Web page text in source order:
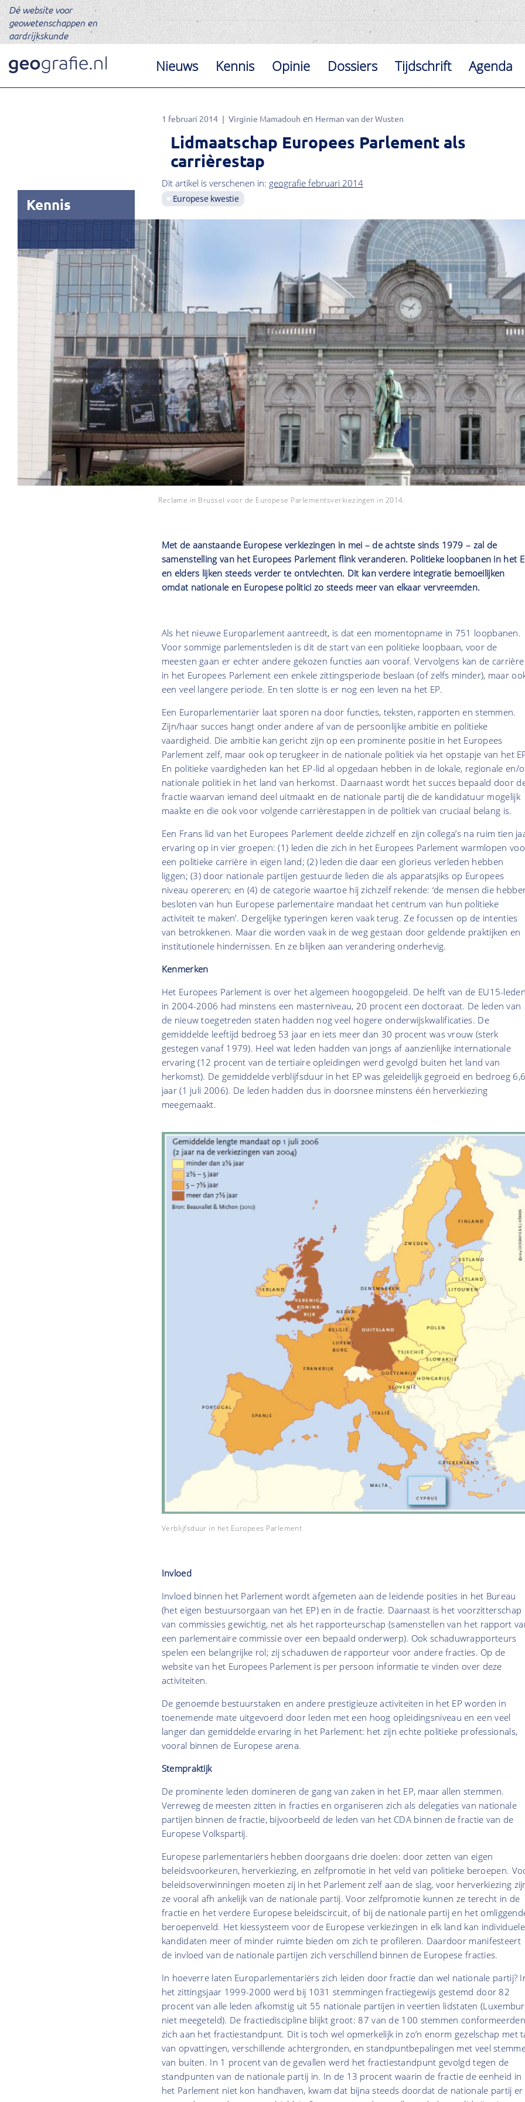
Dé website voor
geowetenschappen en
aardrijkskunde
Nieuws Kennis Opinie Dossiers Tijdschrift Agenda
1 februari 2014 Virginie Mamadouh Herman van der Wusten
Lidmaatschap Europees Parlement als
carrièrestap
Dit artikel is verschenen in: geografie februari 2014
Europese kwestie
Kennis
Reclame in Brussel voor de Europese Parlementsverkiezingen in 2014.
Met de aanstaande Europese verkiezingen in mei – de achtste sinds 1979 – zal de
samenstelling van het Europees Parlement flink veranderen. Politieke loopbanen in het
en elders lijken steeds verder te ontvlechten. Dit kan verdere integratie bemoeilijken
omdat nationale en Europese politici zo steeds meer van elkaar vervreemden.
Als het nieuwe Europarlement aantreedt, is dat een momentopname in 751 loopbanen.
Voor sommige parlementsleden is dit de start van een politieke loopbaan, voor de
meesten gaan er echter andere gekozen functies aan vooraf. Vervolgens kan de carrière
in het Europees Parlement een enkele zittingsperiode beslaan (of zelfs minder), maar
een veel langere periode. En ten slotte is er nog een leven na het EP.
Een Europarlementariër laat sporen na door functies, teksten, rapporten en stemmen.
Zijn/haar succes hangt onder andere af van de persoonlijke ambitie en politieke
vaardigheid. Die ambitie kan gericht zijn op een prominente positie in het Europees
Parlement zelf, maar ook op terugkeer in de nationale politiek via het opstapje van het
En politieke vaardigheden kan het EP-lid al opgedaan hebben in de lokale, regionale en/
nationale politiek in het land van herkomst. Daarnaast wordt het succes bepaald door
fractie waarvan iemand deel uitmaakt en de nationale partij die de kandidatuur mogelijk
maakte en die ook voor volgende carrièrestappen in de politiek van cruciaal belang is.
Een Frans lid van het Europees Parlement deelde zichzelf en zijn collega’s na ruim tien
ervaring op in vier groepen: (1) leden die zich in het Europees Parlement warmlopen
een politieke carrière in eigen land; (2) leden die daar een glorieus verleden hebben
liggen; (3) door nationale partijen gestuurde lieden die als apparatsjiks op Europees
niveau opereren; en (4) de categorie waartoe hij zichzelf rekende: ‘de mensen die
besloten van hun Europese parlementaire mandaat het centrum van hun politieke
activiteit te maken’. Dergelijke typeringen keren vaak terug. Ze focussen op de intenties
van betrokkenen. Maar die worden vaak in de weg gestaan door geldende praktijken en
institutionele hindernissen. En ze blijken aan verandering onderhevig.
Kenmerken
Het Europees Parlement is over het algemeen hoogopgeleid. De helft van de EU15-
in 2004-2006 had minstens een masterniveau, 20 procent een doctoraat. De leden van
de nieuw toegetreden staten hadden nog veel hogere onderwijskwalificaties. De
gemiddelde leeftijd bedroeg 53 jaar en iets meer dan 30 procent was vrouw (sterk
gestegen vanaf 1979). Heel wat leden hadden van jongs af aanzienlijke internationale
ervaring (12 procent van de tertiaire opleidingen werd gevolgd buiten het land van
herkomst). De gemiddelde verblijfsduur in het EP was geleidelijk gegroeid en bedroeg
jaar (1 juli 2006). De leden hadden dus in doorsnee minstens één herverkiezing
meegemaakt.
Verblijfsduur in het Europees Parlement
Invloed
Invloed binnen het Parlement wordt afgemeten aan de leidende posities in het Bureau
(het eigen bestuursorgaan van het EP) en in de fractie. Daarnaast is het voorzitterschap
van commissies gewichtig, net als het rapporteurschap (samenstellen van het rapport
een parlementaire commissie over een bepaald onderwerp). Ook schaduwrapporteurs
spelen een belangrijke rol; zij schaduwen de rapporteur voor andere fracties. Op de
website van het Europees Parlement is per persoon informatie te vinden over deze
activiteiten.
De genoemde bestuurstaken en andere prestigieuze activiteiten in het EP worden in
toenemende mate uitgevoerd door leden met een hoog opleidingsniveau en een veel
langer dan gemiddelde ervaring in het Parlement: het zijn echte politieke professionals,
vooral binnen de Europese arena.
Stempraktijk
De prominente leden domineren de gang van zaken in het EP, maar allen stemmen.
Verreweg de meesten zitten in fracties en organiseren zich als delegaties van nationale
partijen binnen de fractie, bijvoorbeeld de leden van het CDA binnen de fractie van de
Europese Volkspartij.
Europese parlementariërs hebben doorgaans drie doelen: door zetten van eigen
beleidsvoorkeuren, herverkiezing, en zelfpromotie in het veld van politieke beroepen.
beleidsoverwinningen moeten zij in het Parlement zelf aan de slag, voor herverkiezing
ze vooral afh ankelijk van de nationale partij. Voor zelfpromotie kunnen ze terecht in de
fractie en het verdere Europese beleidscircuit, of bij de nationale partij en het
beroepenveld. Het kiessysteem voor de Europese verkiezingen in elk land kan individuele
kandidaten meer of minder ruimte bieden om zich te profileren. Daardoor manifesteert
de invloed van de nationale partijen zich verschillend binnen de Europese fracties.
In hoeverre laten Europarlementariërs zich leiden door fractie dan wel nationale partij?
het zittingsjaar 1999-2000 werd bij 1031 stemmingen fractiegewijs gestemd door 82
procent van alle leden afkomstig uit 55 nationale partijen in veertien lidstaten
niet meegeteld). De fractiediscipline blijkt groot: 87 van de 100 stemmen conformeerden
zich aan het fractiestandpunt. Dit is toch wel opmerkelijk in zo’n enorm gezelschap met
van opvattingen, verschillende achtergronden, en standpuntbepalingen met veel
van buiten. In 1 procent van de gevallen werd het fractiestandpunt gevolgd tegen de
standpunten van de nationale partij in. In de 13 procent waarin de fractie de eenheid in
het Parlement niet kon handhaven, kwam dat bijna steeds doordat de nationale partij er